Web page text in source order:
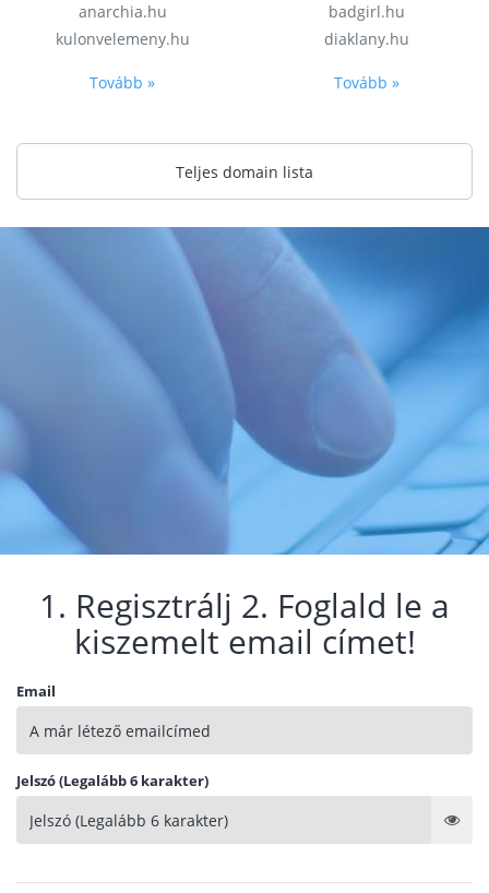
anarchia.hu
kulonvelemeny.hu
Tovább »
badgirl.hu
diaklany.hu
Tovább »
Teljes domain lista
1. Regisztrálj 2. Foglald le a
kiszemelt email címet!
Email
Jelszó (Legalább 6 karakter)